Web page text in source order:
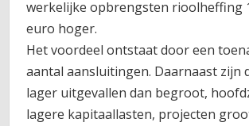
werkelijke opbrengsten rioolheffing
euro hoger.
Het voordeel ontstaat door een
aantal aansluitingen. Daarnaast zijn
lager uitgevallen dan begroot,
lagere kapitaallasten, projecten